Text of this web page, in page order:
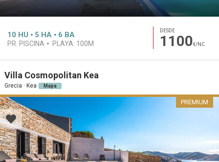
10 HU 5 HA 6 BA
PR. PISCINA PLAYA: 100M
DESDE
1100€/NC
Villa Cosmopolitan Kea
Grecia · Kea Mapa
PREMIUM